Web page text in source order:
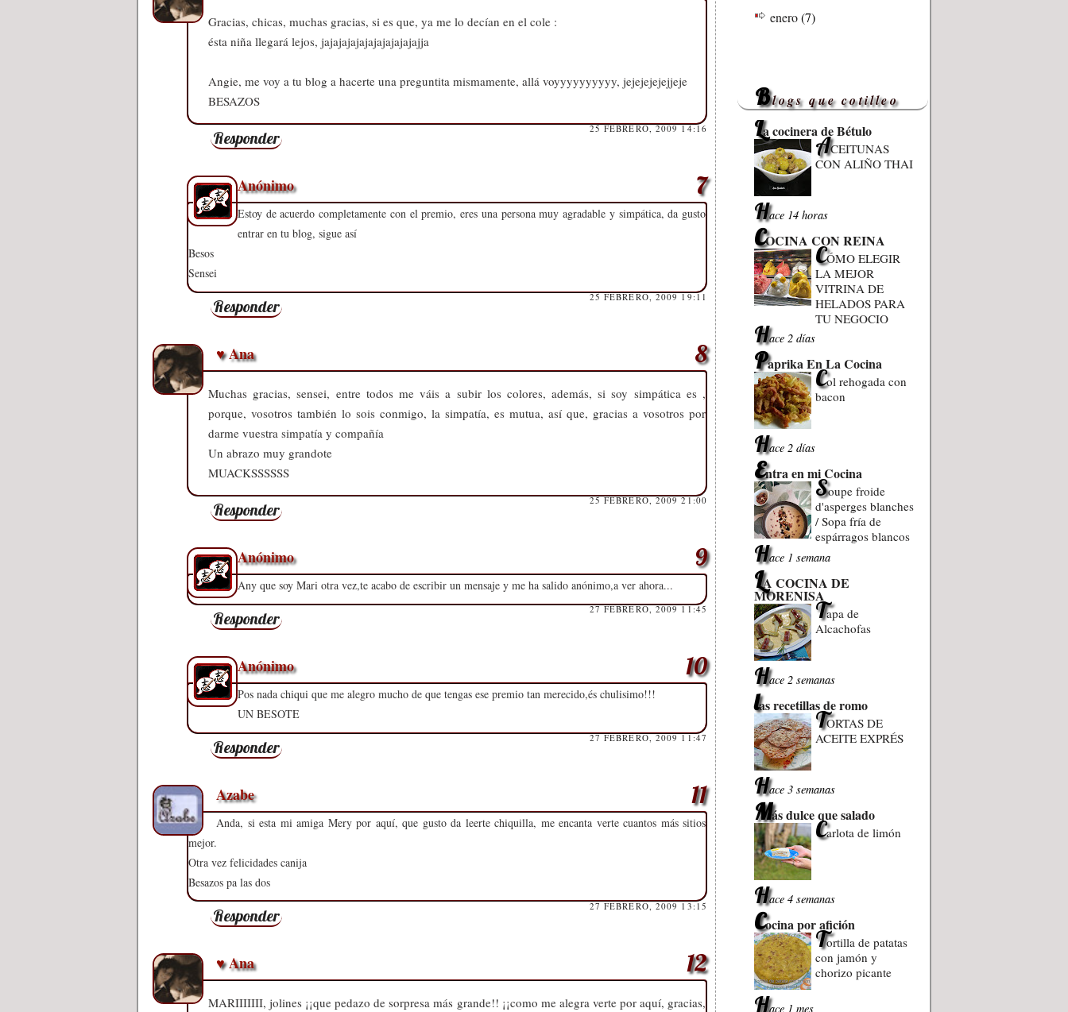
Gracias, chicas, muchas gracias, si es que, ya me lo decían en el cole :
ésta niña llegará lejos, jajajajajajajajajajajajja
Angie, me voy a tu blog a hacerte una preguntita mismamente, allá voyyyyyyyyyy, jejejejejejjeje
BESAZOS
25 FEBRERO, 2009 14:16
Responder
Anónimo
Estoy de acuerdo completamente con el premio, eres una persona muy agradable y simpática, da gusto
entrar en tu blog, sigue así
Besos
Sensei
25 FEBRERO, 2009 19:11
Responder
♥ Ana
Muchas gracias, sensei, entre todos me váis a subir los colores, además, si soy simpática es ,
porque, vosotros también lo sois conmigo, la simpatía, es mutua, así que, gracias a vosotros por
darme vuestra simpatía y compañía
Un abrazo muy grandote
MUACKSSSSSS
25 FEBRERO, 2009 21:00
Responder
Anónimo
Any que soy Mari otra vez,te acabo de escribir un mensaje y me ha salido anónimo,a ver ahora...
27 FEBRERO, 2009 11:45
Responder
Anónimo
Pos nada chiqui que me alegro mucho de que tengas ese premio tan merecido,és chulisimo!!!
UN BESOTE
27 FEBRERO, 2009 11:47
Responder
Azabe
Anda, si esta mi amiga Mery por aquí, que gusto da leerte chiquilla, me encanta verte cuantos más sitios
mejor.
Otra vez felicidades canija
Besazos pa las dos
27 FEBRERO, 2009 13:15
Responder
♥ Ana
MARIIIIIII, jolines ¡¡que pedazo de sorpresa más grande!! ¡¡como me alegra verte por aquí, gracias,
enero(7)
Blogs que cotilleo
La cocinera de Bétulo
ACEITUNAS
CON ALIÑO THAI
Hace 14 horas
COCINA CON REINA
CÓMO ELEGIR
LA MEJOR
VITRINA DE
HELADOS PARA
TU NEGOCIO
Hace 2 días
Paprika En La Cocina
Col rehogada con
bacon
Hace 2 días
Entra en mi Cocina
Soupe froide
d'asperges blanches
/ Sopa fría de
espárragos blancos
Hace 1 semana
LA COCINA DE
MORENISA
Tapa de
Alcachofas
Hace 2 semanas
las recetillas de romo
TORTAS DE
ACEITE EXPRÉS
Hace 3 semanas
Más dulce que salado
Carlota de limón
Hace 4 semanas
Cocina por afición
Tortilla de patatas
con jamón y
chorizo picante
Hace 1 mes